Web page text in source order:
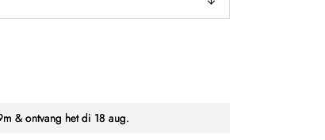
& ontvang hetdi 18 aug.